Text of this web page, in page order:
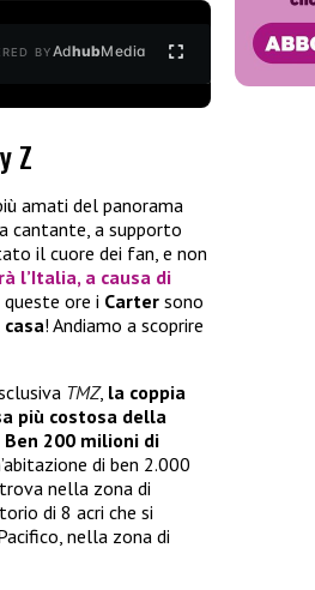
BYAdhubMedia
Z
amati del panorama
cantante, a supporto
il cuore dei fan, e non
l’Italia, a causa di
ore i Carter sono
casa! Andiamo a scoprire
TMZ, la coppia
più costosa della
Ben 200 milioni di
di ben 2.000
nella zona di
di 8 acri che si
nella zona di